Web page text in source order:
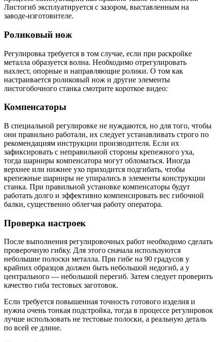
Листогиб эксплуатируется с зазором, выставленным на
заводе-изготовителе.
Роликовый нож
Регулировка требуется в том случае, если при раскройке
металла образуется волна. Необходимо отрегулировать
нахлест, опорные и направляющие ролики. О том как
настраивается роликовый нож и другие элементы
листогобочного станка смотрите короткое видео:
Компенсаторы
В специальной регулировке не нуждаются, но для того, чтобы
они правильно работали, их следует устанавливать строго по
рекомендациям инструкции производителя. Если их
зафиксировать с неправильной стороны крепежного уха,
тогда шарниры компенсатора могут обломаться. Иногда
верхнее или нижнее ухо приходится подгибать, чтобы
крепежные шарниры не упирались в элементы конструкции
станка. При правильной установке компенсаторы будут
работать долго и эффективно компенсировать вес гибочной
балки, существенно облегчая работу оператора.
Проверка настроек
После выполнения регулировочных работ необходимо сделать
проверочную гибку. Для этого сначала используются
небольшие полоски металла. При гибе на 90 градусов у
крайних образцов должен быть небольшой недогиб, а у
центрального — небольшой перегиб. Затем следует проверить
качество гиба тестовых заготовок.
Если требуется повышенная точность готового изделия и
нужна очень тонкая подстройка, тогда в процессе регулировок
лучше использовать не тестовые полоски, а реальную деталь
по всей ее длине.